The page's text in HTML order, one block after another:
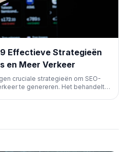
Effectieve Strategieën
en Meer Verkeer
cruciale strategieën om SEO-
te genereren. Het behandelt